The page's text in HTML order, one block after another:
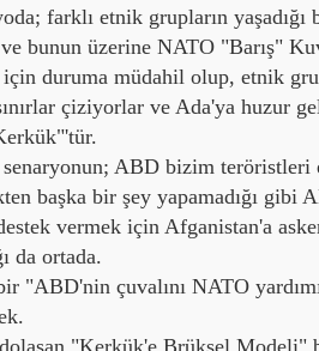
farklı etnik grupların
ve bunun üzerine NATO "Barış"
için duruma müdahil olup, etnik
çiziyorlar ve Ada'ya huzur
ABD bizim teröristleri
başka bir şey yapamadığı
vermek için Afganistan'a
da ortada.
"ABD'nin çuvalını NATO
"Kerkük'e Brüksel Modeli"